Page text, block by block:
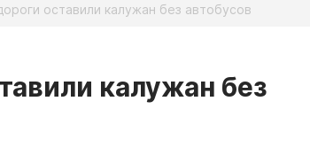
оставили калужан без автобусов
калужан без